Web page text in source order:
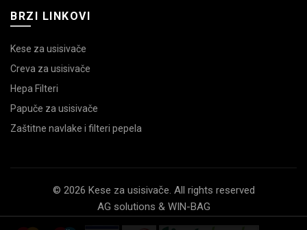
BRZI LINKOVI
Kese za usisivače
Creva za usisivače
Hepa Filteri
Papuče za usisivače
Zaštitne navlake i filteri pepela
© 2026 Kese za usisivače. All rights reserved
AG solutions & WIN-BAG